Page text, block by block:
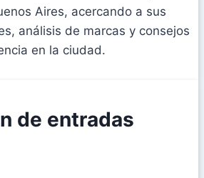
Aires, acercando a sus
análisis de marcas y consejos
en la ciudad.
de entradas